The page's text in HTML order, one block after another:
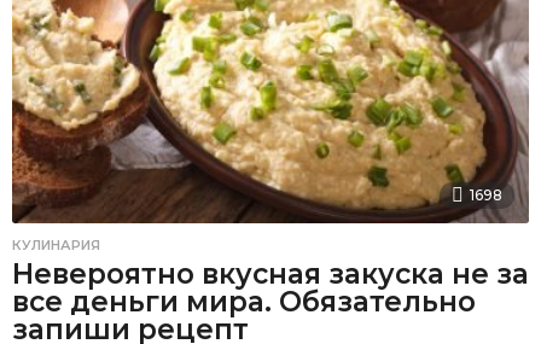
1698
КУЛИНАРИЯ
Невероятно вкусная закуска не за
все деньги мира. Обязательно
запиши рецепт